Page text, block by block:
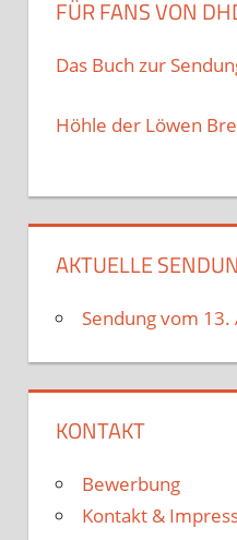
FÜR FANS VON
Das Buch zur
Höhle der Löwen
AKTUELLE
Sendung vom
KONTAKT
Bewerbung
Kontakt &